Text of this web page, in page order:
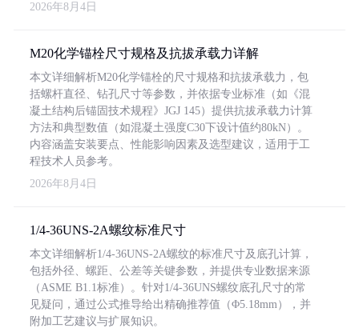
2026年8月4日
M20化学锚栓尺寸规格及抗拔承载力详解
本文详细解析M20化学锚栓的尺寸规格和抗拔承载力，包
括螺杆直径、钻孔尺寸等参数，并依据专业标准（如《混
凝土结构后锚固技术规程》JGJ 145）提供抗拔承载力计算
方法和典型数值（如混凝土强度C30下设计值约80kN）。
内容涵盖安装要点、性能影响因素及选型建议，适用于工
程技术人员参考。
2026年8月4日
1/4-36UNS-2A螺纹标准尺寸
本文详细解析1/4-36UNS-2A螺纹的标准尺寸及底孔计算，
包括外径、螺距、公差等关键参数，并提供专业数据来源
（ASME B1.1标准）。针对1/4-36UNS螺纹底孔尺寸的常
见疑问，通过公式推导给出精确推荐值（Φ5.18mm），并
附加工艺建议与扩展知识。